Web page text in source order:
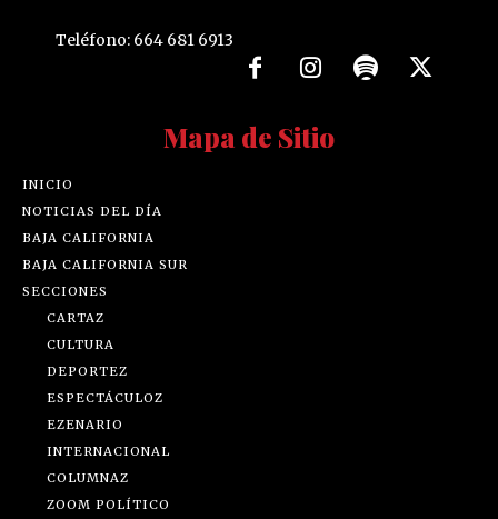
Teléfono: 664 681 6913
Mapa de Sitio
INICIO
NOTICIAS DEL DÍA
BAJA CALIFORNIA
BAJA CALIFORNIA SUR
SECCIONES
CARTAZ
CULTURA
DEPORTEZ
ESPECTÁCULOZ
EZENARIO
INTERNACIONAL
COLUMNAZ
ZOOM POLÍTICO